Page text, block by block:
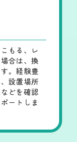
もる、レ
合は、換
。経験豊
設置場所
どを確認
ートしま